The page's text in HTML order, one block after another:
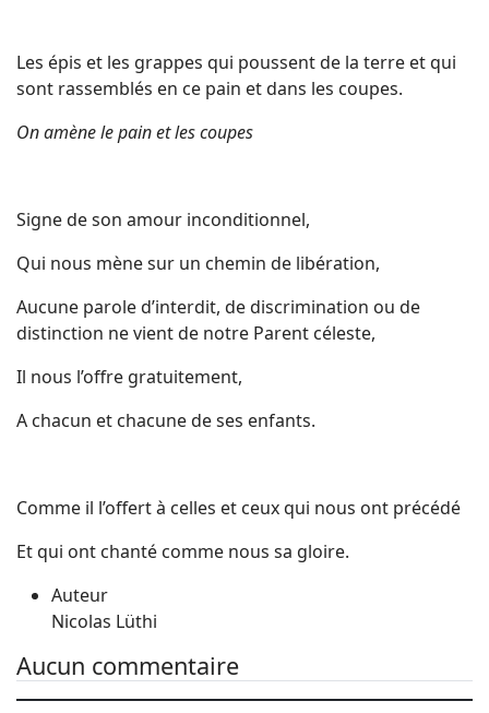
Les épis et les grappes qui poussent de la terre et qui
sont rassemblés en ce pain et dans les coupes.
On amène le pain et les coupes
Signe de son amour inconditionnel,
Qui nous mène sur un chemin de libération,
Aucune parole d’interdit, de discrimination ou de
distinction ne vient de notre Parent céleste,
Il nous l’offre gratuitement,
A chacun et chacune de ses enfants.
Comme il l’offert à celles et ceux qui nous ont précédé
Et qui ont chanté comme nous sa gloire.
Auteur
Nicolas Lüthi
Aucun commentaire